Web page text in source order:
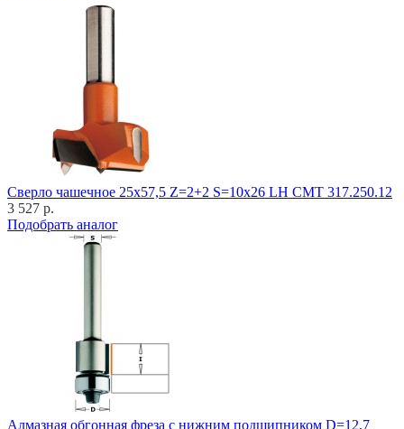
Cверло чашечное 25x57,5 Z=2+2 S=10x26 LH CMT 317.250.12
3 527 р.
Подобрать аналог
Алмазная обгонная фреза с нижним подшипником D=12,7